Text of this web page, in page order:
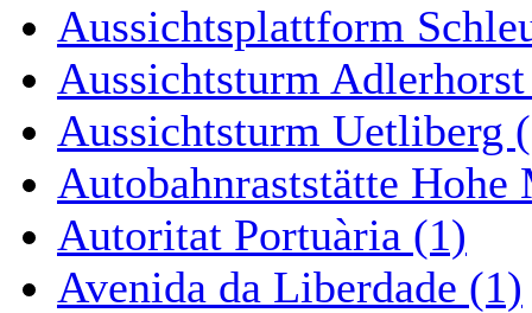
Aussichtsplattform
Aussichtsturm
Aussichtsturm Uetliberg
Autobahnraststätte Hohe
Autoritat Portuària (1)
Avenida da Liberdade (1)